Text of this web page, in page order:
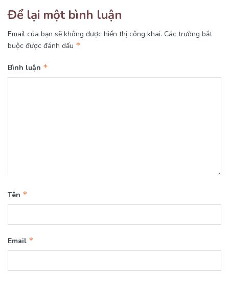
Để lại một bình luận
Email của bạn sẽ không được hiển thị công khai. Các trường bắt
buộc được đánh dấu *
Bình luận *
Tên *
Email *